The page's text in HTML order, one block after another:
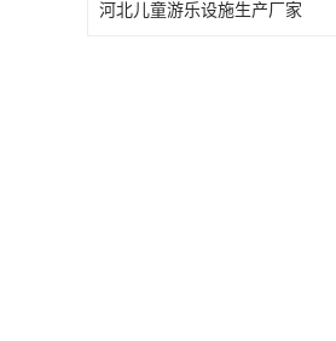
河北儿童游乐设施生产厂家